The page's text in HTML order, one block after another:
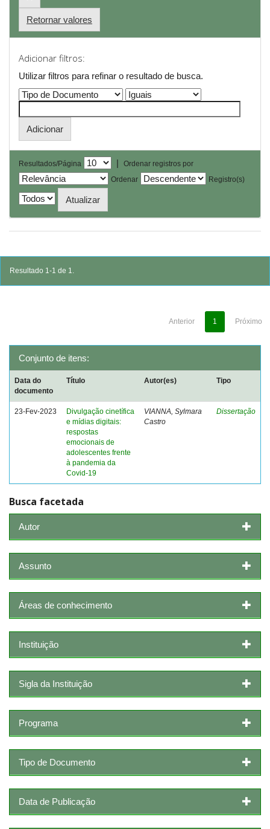
Retornar valores
Adicionar filtros:
Utilizar filtros para refinar o resultado de busca.
Resultados/Página |
Ordenar registros por
Ordenar
Registro(s)
Resultado 1-1 de 1.
Anterior 1 Próximo
Conjunto de itens:
Data do
documento
Título Autor(es) Tipo
23-Fev-2023
Divulgação cinetífica
e mídias digitais:
respostas
emocionais de
adolescentes frente
à pandemia da
Covid-19
VIANNA, Sylmara
Castro
Dissertação
Busca facetada
Autor
Assunto
Áreas de conhecimento
Instituição
Sigla da Instituição
Programa
Tipo de Documento
Data de Publicação